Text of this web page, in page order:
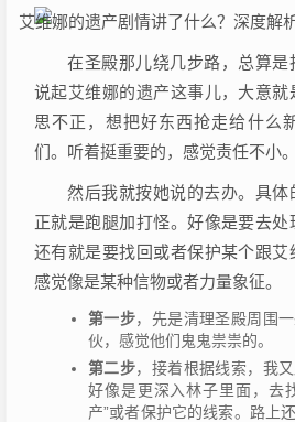
在圣殿那儿绕几步路，总算
说起艾维娜的遗产这事儿，大意
思不正，想把好东西抢走给什么
们。听着挺重要的，感觉责任不小。
然后我就按她说的去办。具体
正就是跑腿加打怪。好像是要去处
还有就是要找回或者保护某个跟艾
感觉像是某种信物或者力量象征。
第一步，先是清理圣殿周围
伙，感觉他们鬼鬼祟祟的。
第二步，接着根据线索，我又
好像是更深入林子里面，去
产”或者保护它的线索。路上